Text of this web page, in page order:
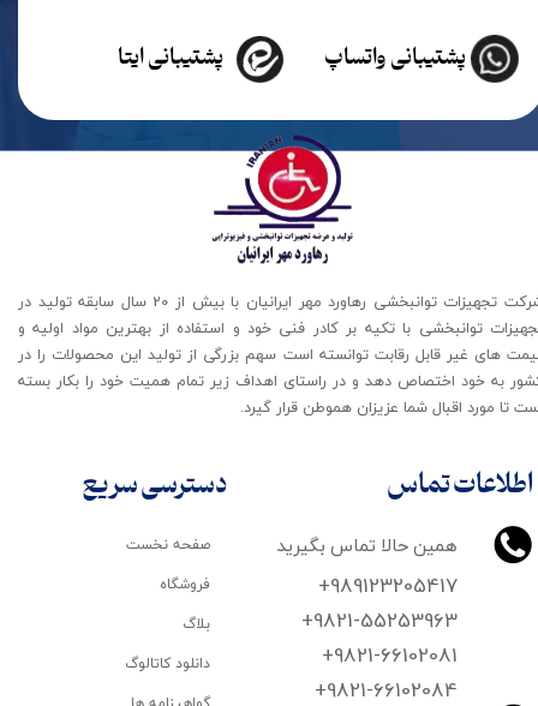
پشتیبانی ایتا پشتیبانی واتساپ
اطلاعات تماس
همین حالا تماس بگیرید
+989123205417
+9821-55253963
+9821-66102081
​​​​​​​+9821-66102084
شرکت تجهیزات توانبخشی رهاورد مهر ایرانیان با بیش از 20 سال سابقه تولید در
توانبخشی با تکیه بر کادر فنی خود و استفاده از بهترین مواد اولیه و
های غیر قابل رقابت توانسته است سهم بزرگی از تولید این محصولات را در
به خود اختصاص دهد و در راستای اهداف زیر تمام همیت خود را بکار بسته
تا مورد اقبال شما عزیزان هموطن قرار گیرد​​​​​​​.
صفحه نخست
فروشگاه
بلاگ
دانلود کاتالوگ
دسترسی سریع